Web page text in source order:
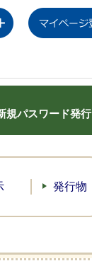
規パスワード発行
発行物